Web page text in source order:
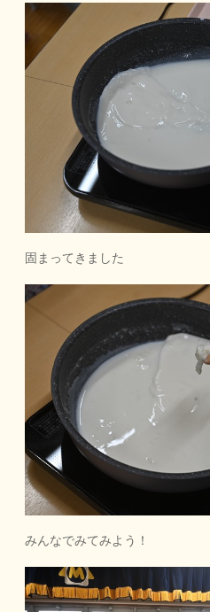
固まってきました
みんなでみてみよう！